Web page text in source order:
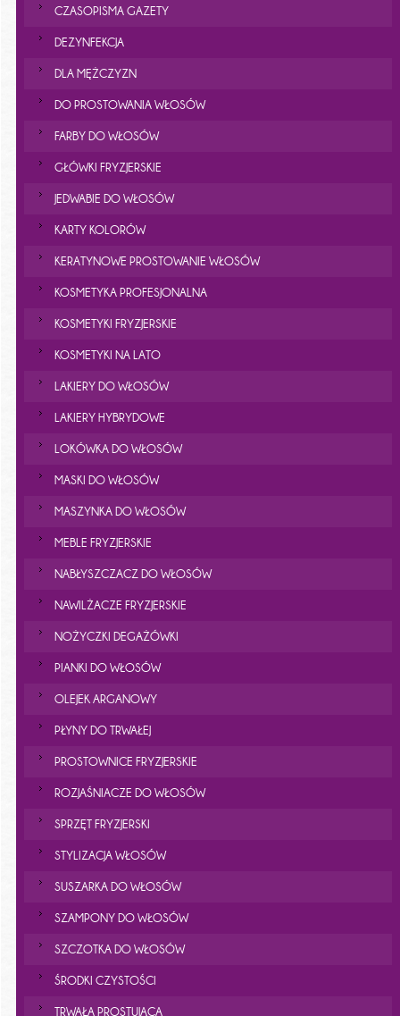
CZASOPISMA GAZETY
DEZYNFEKCJA
DLA MĘŻCZYZN
DO PROSTOWANIA WŁOSÓW
FARBY DO WŁOSÓW
GŁÓWKI FRYZJERSKIE
JEDWABIE DO WŁOSÓW
KARTY KOLORÓW
KERATYNOWE PROSTOWANIE WŁOSÓW
KOSMETYKA PROFESJONALNA
KOSMETYKI FRYZJERSKIE
KOSMETYKI NA LATO
LAKIERY DO WŁOSÓW
LAKIERY HYBRYDOWE
LOKÓWKA DO WŁOSÓW
MASKI DO WŁOSÓW
MASZYNKA DO WŁOSÓW
MEBLE FRYZJERSKIE
NABŁYSZCZACZ DO WŁOSÓW
NAWILŻACZE FRYZJERSKIE
NOŻYCZKI DEGAŻÓWKI
PIANKI DO WŁOSÓW
OLEJEK ARGANOWY
PŁYNY DO TRWAŁEJ
PROSTOWNICE FRYZJERSKIE
ROZJAŚNIACZE DO WŁOSÓW
SPRZĘT FRYZJERSKI
STYLIZACJA WŁOSÓW
SUSZARKA DO WŁOSÓW
SZAMPONY DO WŁOSÓW
SZCZOTKA DO WŁOSÓW
ŚRODKI CZYSTOŚCI
TRWAŁA PROSTUJĄCA